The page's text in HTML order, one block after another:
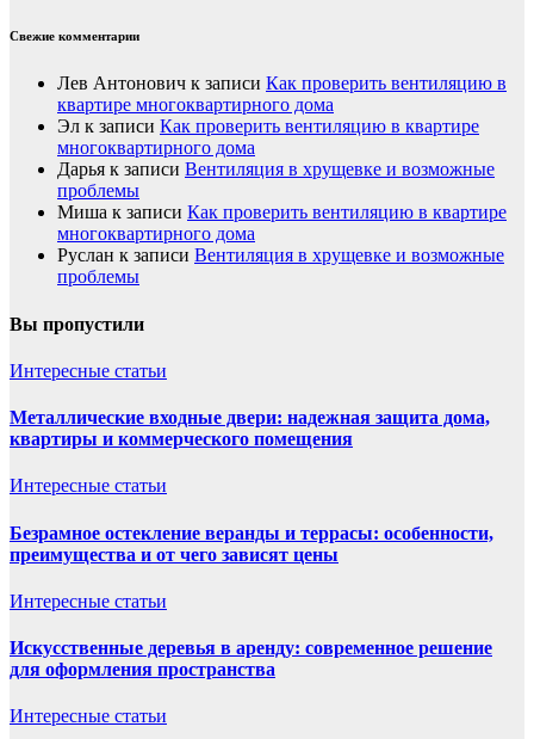
Свежие комментарии
Лев Антонович к записи Как проверить вентиляцию в
квартире многоквартирного дома
Эл к записи Как проверить вентиляцию в квартире
многоквартирного дома
Дарья к записи Вентиляция в хрущевке и возможные
проблемы
Миша к записи Как проверить вентиляцию в квартире
многоквартирного дома
Руслан к записи Вентиляция в хрущевке и возможные
проблемы
Вы пропустили
Интересные статьи
Металлические входные двери: надежная защита дома,
квартиры и коммерческого помещения
Интересные статьи
Безрамное остекление веранды и террасы: особенности,
преимущества и от чего зависят цены
Интересные статьи
Искусственные деревья в аренду: современное решение
для оформления пространства
Интересные статьи